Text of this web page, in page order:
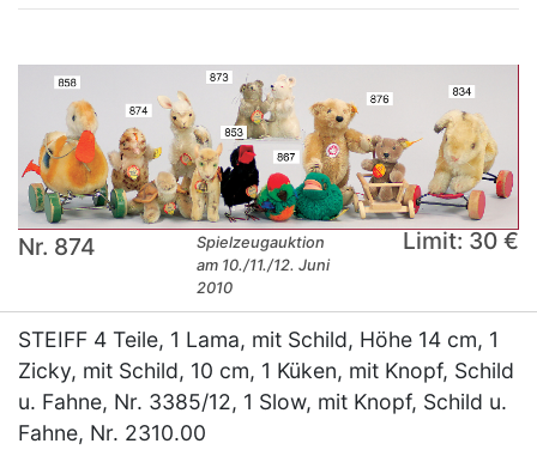
Nr. 874
Spielzeugauktion
am 10./11./12. Juni
2010
Limit: 30 €
STEIFF 4 Teile, 1 Lama, mit Schild, Höhe 14 cm, 1
Zicky, mit Schild, 10 cm, 1 Küken, mit Knopf, Schild
u. Fahne, Nr. 3385/12, 1 Slow, mit Knopf, Schild u.
Fahne, Nr. 2310.00